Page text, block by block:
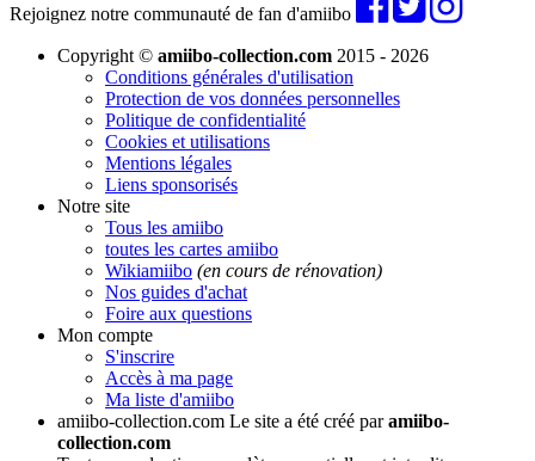
Rejoignez notre communauté de fan d'amiibo
Copyright © amiibo-collection.com 2015 - 2026
Conditions générales d'utilisation
Protection de vos données personnelles
Politique de confidentialité
Cookies et utilisations
Mentions légales
Liens sponsorisés
Notre site
Tous les amiibo
toutes les cartes amiibo
Wikiamiibo (en cours de rénovation)
Nos guides d'achat
Foire aux questions
Mon compte
S'inscrire
Accès à ma page
Ma liste d'amiibo
amiibo-collection.com Le site a été créé paramiibo-
collection.com